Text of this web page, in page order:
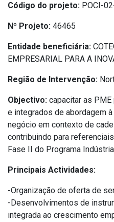
Código do projeto: POCI-
Nº Projeto: 46465
Entidade beneficiária:
EMPRESARIAL PARA A
Região de Intervenção:
Objectivo: capacitar as
e integrados de abordagem
negócio em contexto de
contribuindo para
Fase II do Programa
Principais Actividades:
-Organização de oferta de
-Desenvolvimentos de
integrada ao crescimento